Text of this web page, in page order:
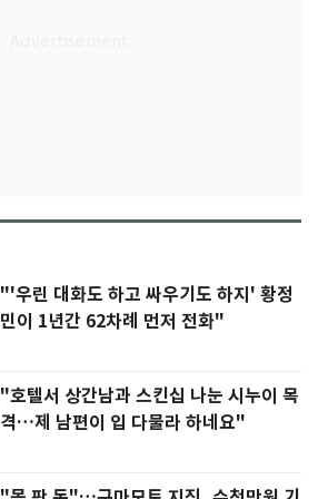
"'우린 대화도 하고 싸우기도 하지' 황정
민이 1년간 62차례 먼저 전화"
"호텔서 상간남과 스킨십 나눈 시누이 목
격…제 남편이 입 다물라 하네요"